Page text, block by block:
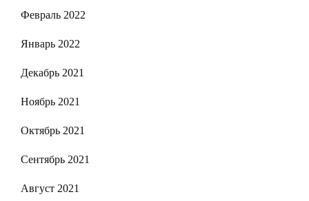
Февраль 2022
Январь 2022
Декабрь 2021
Ноябрь 2021
Октябрь 2021
Сентябрь 2021
Август 2021